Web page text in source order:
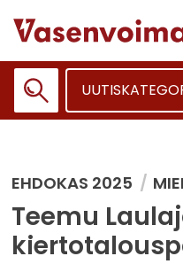
sisältöön
EHDOKAS 2025
Teemu